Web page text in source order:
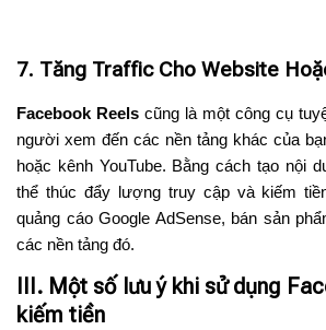
7. Tăng Traffic Cho Website
Facebook Reels cũng là một công cụ
người xem đến các nền tảng khác của
hoặc kênh YouTube. Bằng cách tạo nội
thể thúc đẩy lượng truy cập và kiếm
quảng cáo Google AdSense, bán sản
các nền tảng đó.
III. Một số lưu ý khi sử dụng
kiếm tiền